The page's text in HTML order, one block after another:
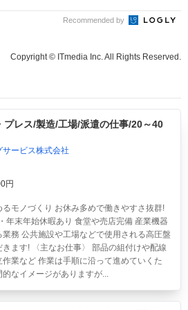
Recommended by
Copyright © ITmedia Inc. All Rights Reserved.
プレス/製造/工場/派遣の仕事/20～40
ービス株式会社
円
るモノづくり お休み多めで働きやすさ抜群!
年末年始休暇あり 食堂や売店完備 産業機器
務 公共施設や工場などで使用される高圧盤
ます! 〈主なお仕事〉 部品の組付けや配線
業など 作業は手順に沿って進めていくた
なイメージがありますが...